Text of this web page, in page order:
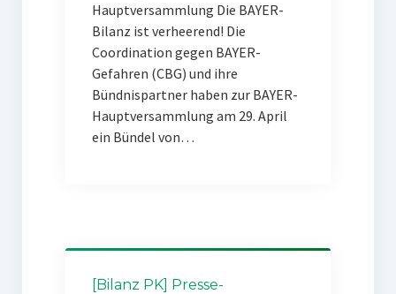
Hauptversammlung Die BAYER-
Bilanz ist verheerend! Die
Coordination gegen BAYER-
Gefahren (CBG) und ihre
Bündnispartner haben zur BAYER-
Hauptversammlung am 29. April
ein Bündel von…
[Bilanz PK] Presse-